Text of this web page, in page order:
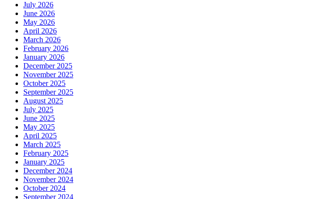
July 2026
June 2026
May 2026
April 2026
March 2026
February 2026
January 2026
December 2025
November 2025
October 2025
September 2025
August 2025
July 2025
June 2025
May 2025
April 2025
March 2025
February 2025
January 2025
December 2024
November 2024
October 2024
September 2024